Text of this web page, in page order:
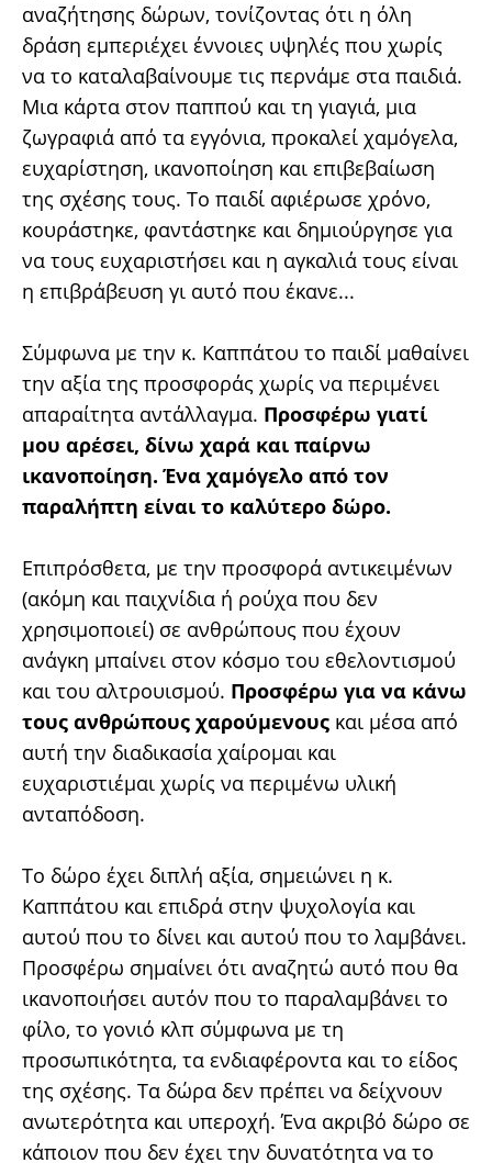
αναζήτησης δώρων, τονίζοντας ότι η όλη
δράση εμπεριέχει έννοιες υψηλές που χωρίς
να το καταλαβαίνουμε τις περνάμε στα παιδιά.
Μια κάρτα στον παππού και τη γιαγιά, μια
ζωγραφιά από τα εγγόνια, προκαλεί χαμόγελα,
ευχαρίστηση, ικανοποίηση και επιβεβαίωση
της σχέσης τους. Το παιδί αφιέρωσε χρόνο,
κουράστηκε, φαντάστηκε και δημιούργησε για
να τους ευχαριστήσει και η αγκαλιά τους είναι
η επιβράβευση γι αυτό που έκανε...
Σύμφωνα με την κ. Καππάτου το παιδί μαθαίνει
την αξία της προσφοράς χωρίς να περιμένει
απαραίτητα αντάλλαγμα. Προσφέρω γιατί
μου αρέσει, δίνω χαρά και παίρνω
ικανοποίηση. Ένα χαμόγελο από τον
παραλήπτη είναι το καλύτερο δώρο.
Επιπρόσθετα, με την προσφορά αντικειμένων
(ακόμη και παιχνίδια ή ρούχα που δεν
χρησιμοποιεί) σε ανθρώπους που έχουν
ανάγκη μπαίνει στον κόσμο του εθελοντισμού
και του αλτρουισμού. Προσφέρω για να κάνω
τους ανθρώπους χαρούμενους και μέσα από
αυτή την διαδικασία χαίρομαι και
ευχαριστιέμαι χωρίς να περιμένω υλική
ανταπόδοση.
Το δώρο έχει διπλή αξία, σημειώνει η κ.
Καππάτου και επιδρά στην ψυχολογία και
αυτού που το δίνει και αυτού που το λαμβάνει.
Προσφέρω σημαίνει ότι αναζητώ αυτό που θα
ικανοποιήσει αυτόν που το παραλαμβάνει το
φίλο, το γονιό κλπ σύμφωνα με τη
προσωπικότητα, τα ενδιαφέροντα και το είδος
της σχέσης. Τα δώρα δεν πρέπει να δείχνουν
ανωτερότητα και υπεροχή. Ένα ακριβό δώρο σε
κάποιον που δεν έχει την δυνατότητα να το